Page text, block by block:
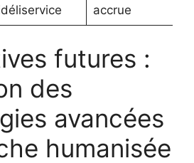
accrue
futures :
des
avancées
humanisée